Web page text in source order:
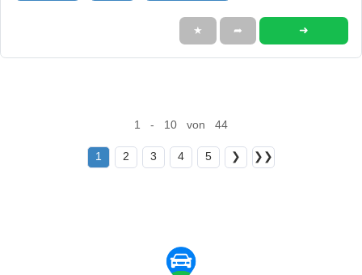
★ ➦ ➜
1 - 10 von 44
1 2 3 4 5 ❯ ❯❯